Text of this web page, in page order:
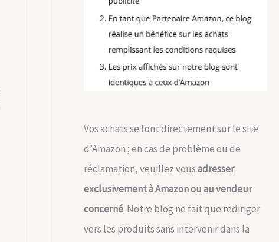
Vos achats se font directement sur le site
d’Amazon ; en cas de problème ou de
réclamation, veuillez vousadresser
exclusivement à Amazon ou au vendeur
concerné. Notre blog ne fait que rediriger
vers les produits sans intervenir dans la